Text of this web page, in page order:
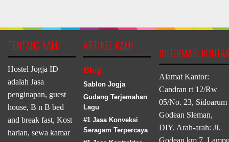
TENTANG KAMI
Hostel Jogja ID
adalah Jasa
penginapan, guest
house, B n B bed
and break fast, Kost
harian, sewa kamar
ARTIKEL KAMI
Blog
Sablon Jogja
Gudang Terjemahan
Lagu
#1 Jasa Konveksi
Seragam Terpercaya
INFORMASI KONTAK
Alamat Kantor:
Candran rt 12/Rw
05/No. 23, Sidoarum
Godean Sleman,
DIY. Arah-arah: Jl.